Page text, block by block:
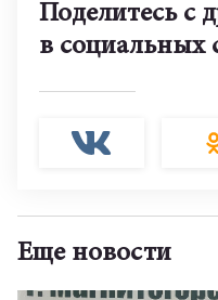
Поделитесь с
в социальных
Еще новости